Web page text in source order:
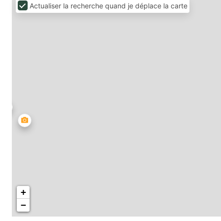
+
−
Actualiser la recherche quand je déplace la carte